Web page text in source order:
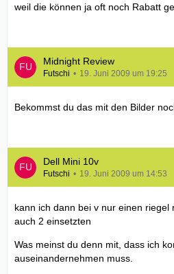
weil die können ja oft noch Rabatt
Midnight Review
Futschi 19. Juni 2009 um 19:25
Bekommst du das mit den Bilder
Dell Mini 10v
Futschi 19. Juni 2009 um 14:53
kann ich dann bei v nur einen riegel
auch 2 einsetzten
Was meinst du denn mit, dass ich
auseinandernehmen muss.